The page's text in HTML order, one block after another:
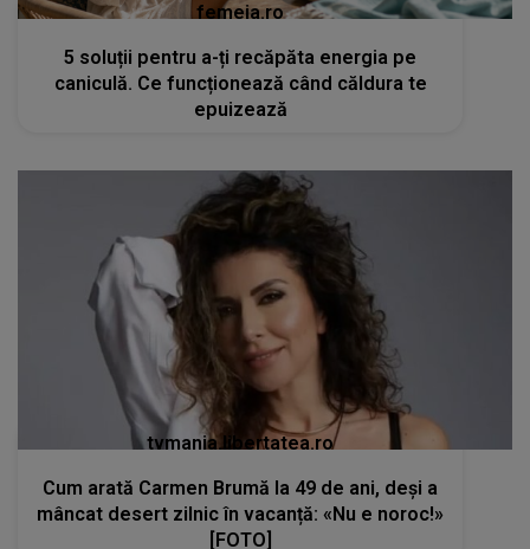
femeia.ro
5 soluții pentru a-ți recăpăta energia pe
caniculă. Ce funcționează când căldura te
epuizează
tvmania.libertatea.ro
Cum arată Carmen Brumă la 49 de ani, deși a
mâncat desert zilnic în vacanță: «Nu e noroc!»
[FOTO]